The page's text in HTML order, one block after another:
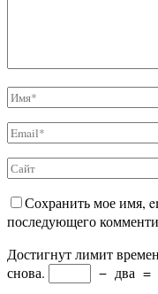
Сохранить мое имя,
последующего
Достигнут лимит
снова.
− два =